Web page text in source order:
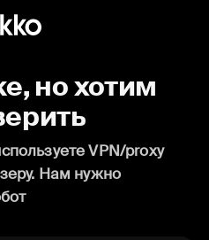
но хотим
VPN/proxy
Нам нужно